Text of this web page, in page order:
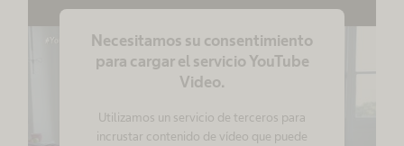
Necesitamos su consentimiento
para cargar el servicio YouTube
Video.
Utilizamos un servicio de terceros para
incrustar contenido de vídeo que puede